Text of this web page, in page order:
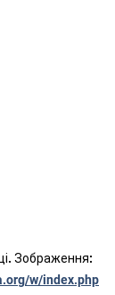
Зображення:
w/index.php